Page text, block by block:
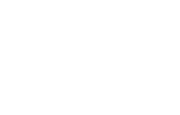
page au carnet de voyage ?